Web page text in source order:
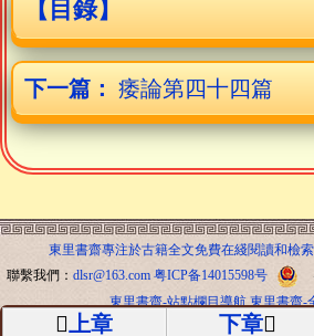
【目錄】
下一篇： 痿論第四十四篇
東里書齋專注於古籍全文免費在綫閱讀和檢
聯繫我們： dlsr@163.com 粤ICP备14015598号
東里書齋-站點欄目導航 東里書齋-
上章 下章